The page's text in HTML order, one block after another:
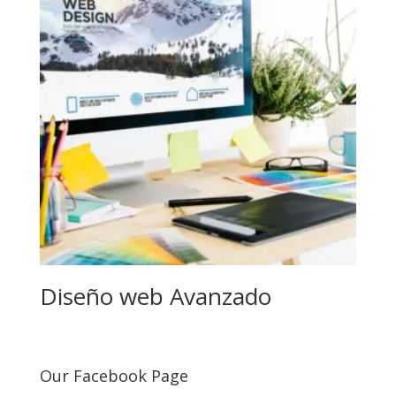
Diseño web Avanzado
Our Facebook Page